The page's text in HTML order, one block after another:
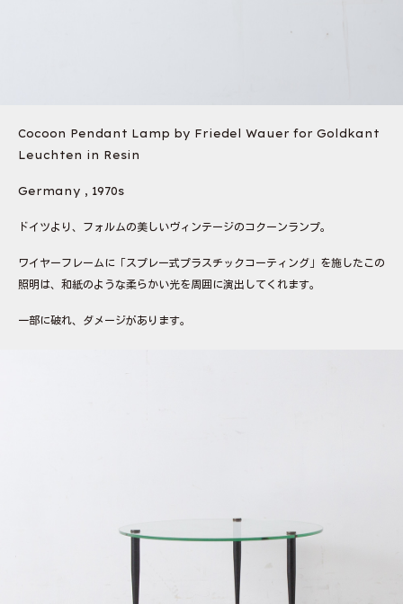
Cocoon Pendant Lamp by Friedel Wauer for Goldkant
Leuchten in Resin
Germany , 1970s
ドイツより、フォルムの美しいヴィンテージのコクーンランプ。
ワイヤーフレームに「スプレー式プラスチックコーティング」を施したこの
照明は、和紙のような柔らかい光を周囲に演出してくれます。
一部に破れ、ダメージがあります。